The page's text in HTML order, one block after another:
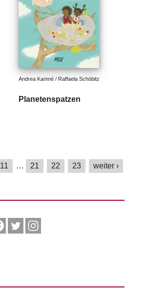
Andrea Karimé / Raffaela Schöbitz
Planetenspatzen
11 … 21 22 23 weiter ›